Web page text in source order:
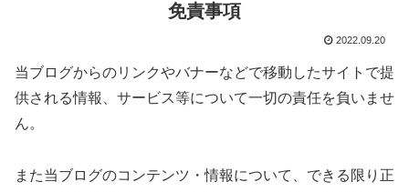
免責事項
2022.09.20
当ブログからのリンクやバナーなどで移動したサイトで提
供される情報、サービス等について一切の責任を負いませ
ん。
また当ブログのコンテンツ・情報について、できる限り正